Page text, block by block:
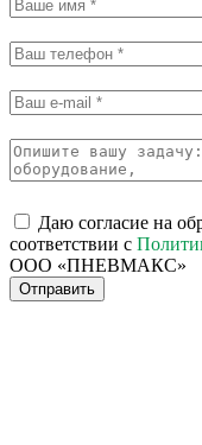
Даю согласие на
соответствии с
ООО «ПНЕВМАКС»
Отправить